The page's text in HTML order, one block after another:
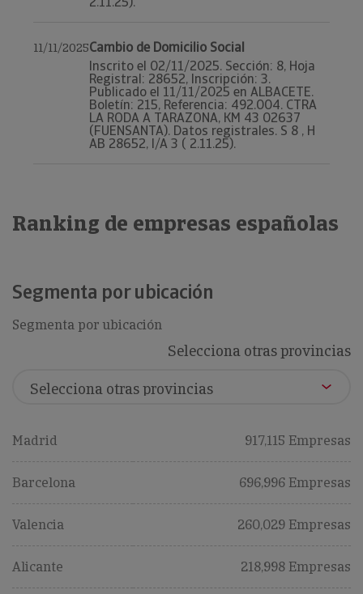
11/11/2025Cambio de Domicilio Social
Inscrito el 02/11/2025. Sección: 8, Hoja
Registral: 28652, Inscripción: 3.
Publicado el 11/11/2025 en ALBACETE.
Boletín: 215, Referencia: 492.004. CTRA
LA RODA A TARAZONA, KM 43 02637
(FUENSANTA). Datos registrales. S 8 , H
AB 28652, I/A 3 ( 2.11.25).
Ranking de empresas españolas
Segmenta por ubicación
Segmenta por ubicación
Selecciona otras provincias
Madrid 917,115 Empresas
Barcelona 696,996 Empresas
Valencia 260,029 Empresas
Alicante 218,998 Empresas